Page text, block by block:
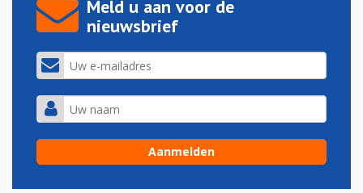
Meld u aan voor de
nieuwsbrief